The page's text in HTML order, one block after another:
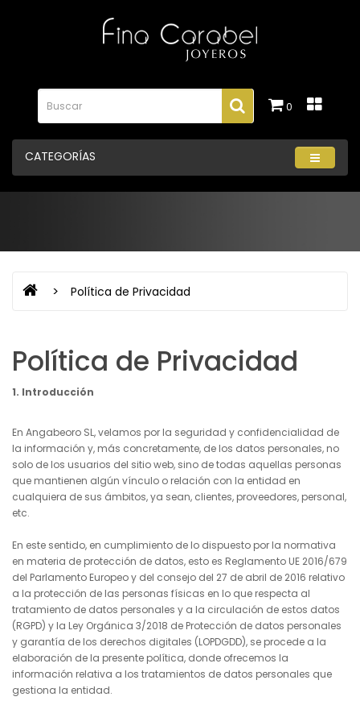
0
CATEGORÍAS
Política de Privacidad
Política de Privacidad
1. Introducción
En Angabeoro SL, velamos por la seguridad y confidencialidad de
la información y, más concretamente, de los datos personales, no
solo de los usuarios del sitio web, sino de todas aquellas personas
que mantienen algún vínculo o relación con la entidad en
cualquiera de sus ámbitos, ya sean, clientes, proveedores, personal,
etc.
En este sentido, en cumplimiento de lo dispuesto por la normativa
en materia de protección de datos, esto es Reglamento UE 2016/679
del Parlamento Europeo y del consejo del 27 de abril de 2016 relativo
a la protección de las personas físicas en lo que respecta al
tratamiento de datos personales y a la circulación de estos datos
(RGPD) y la Ley Orgánica 3/2018 de Protección de datos personales
y garantía de los derechos digitales (LOPDGDD), se procede a la
elaboración de la presente política, donde ofrecemos la
información relativa a los tratamientos de datos personales que
gestiona la entidad.